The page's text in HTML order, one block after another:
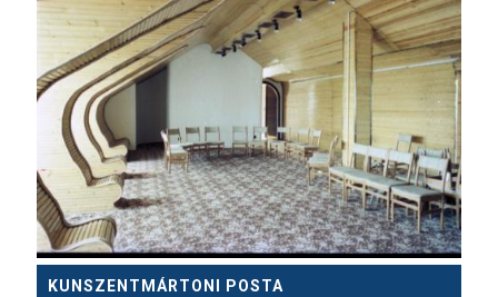
KUNSZENTMÁRTONI POSTA